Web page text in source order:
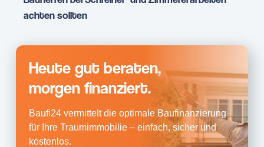
achten sollten
Heute gut beraten,
morgen finanziert.
Baufi24 vermittelt die optimale Baufinanzierung
für Ihre Traumimmobilie – einfach, sicher und
kostenlos.